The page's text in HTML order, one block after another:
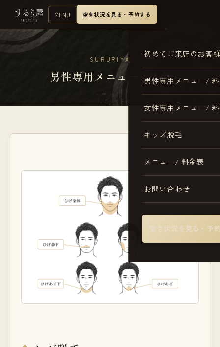
MENU 空き状況を見る・予約する
初めてご来店のお客
男性専用メニュー/
女性専用メニュー/
キッズ脱毛
メニュー/ 料金表
お問い合わせ
空き状況を見る・予
SURURIYA
男性専用メニュー/ 料金